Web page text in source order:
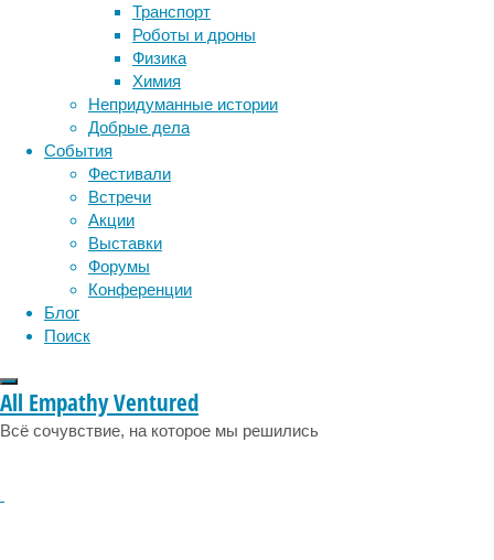
Транспорт
Роботы и дроны
Физика
Химия
Непридуманные истории
Добрые дела
События
Фестивали
Встречи
Акции
Выставки
Форумы
Конференции
Блог
Поиск
All Empathy Ventured
Всё сочувствие, на которое мы решились
Основное
внимание
исследователи
сосредоточили
на
вентральной
затылочно-
височной
коре
(VOTC)
–
области,
традиционно
информации
о
лекарства медицина
мозг наука
нейробиология
нейрофизиология
поведение
сон социальные проблемы
физиология
эмоции эпидемия